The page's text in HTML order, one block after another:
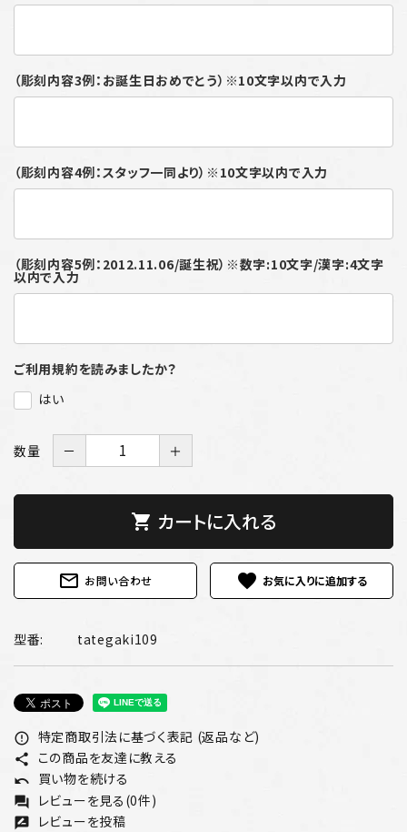
（彫刻内容3例：お誕生日おめでとう）※10文字以内で入力
（彫刻内容4例：スタッフ一同より）※10文字以内で入力
（彫刻内容5例：2012.11.06/誕生祝）※数字:10文字/漢字:4文字
以内で入力
ご利用規約を読みましたか？
はい
数量 － ＋
shopping_cart カートに入れる
mail_outline お問い合わせ favorite
型番: tategaki109
error_outline 特定商取引法に基づく表記 (返品など)
share この商品を友達に教える
undo 買い物を続ける
forum レビューを見る(0件)
rate_review レビューを投稿